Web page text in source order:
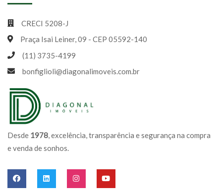
Desde 1978, excelência, transparência e segurança na compra
e venda de sonhos.
CRECI 5208-J
Praça Isai Leiner, 09 - CEP 05592-140
(11) 3735-4199
bonfiglioli@diagonalimoveis.com.br